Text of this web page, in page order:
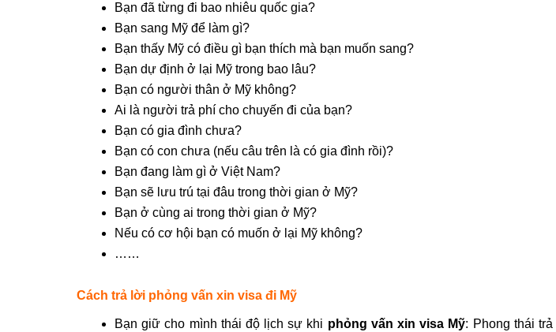
Bạn đã từng đi bao nhiêu quốc gia?
Bạn sang Mỹ để làm gì?
Bạn thấy Mỹ có điều gì bạn thích mà bạn muốn sang?
Bạn dự định ở lại Mỹ trong bao lâu?
Bạn có người thân ở Mỹ không?
Ai là người trả phí cho chuyến đi của bạn?
Bạn có gia đình chưa?
Bạn có con chưa (nếu câu trên là có gia đình rồi)?
Bạn đang làm gì ở Việt Nam?
Bạn sẽ lưu trú tại đâu trong thời gian ở Mỹ?
Bạn ở cùng ai trong thời gian ở Mỹ?
Nếu có cơ hội bạn có muốn ở lại Mỹ không?
……
Cách trả lời phỏng vấn xin visa đi Mỹ
Bạn giữ cho mình thái độ lịch sự khi phỏng vấn xin visa Mỹ: Phong thái